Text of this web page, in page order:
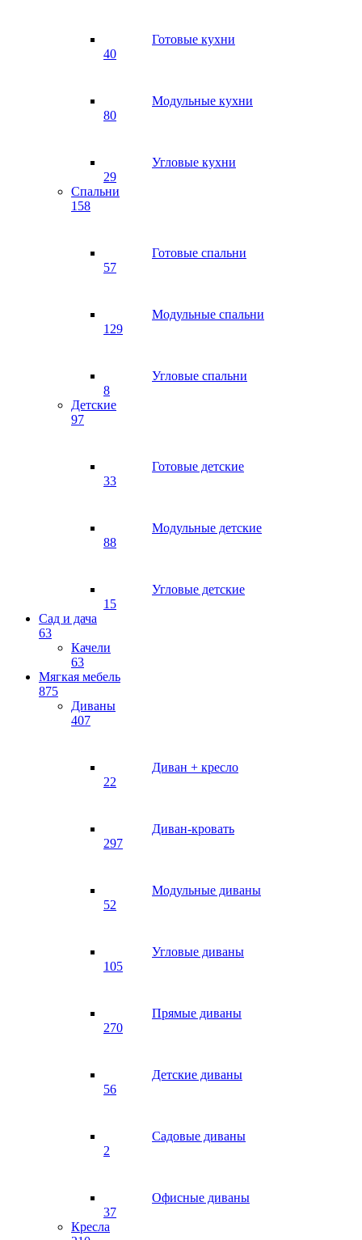
Готовые кухни
40
Модульные кухни
80
Угловые кухни
29
Спальни
158
Готовые спальни
57
Модульные спальни
129
Угловые спальни
8
Детские
97
Готовые детские
33
Модульные детские
88
Угловые детские
15
Сад и дача
63
Качели
63
Мягкая мебель
875
Диваны
407
Диван + кресло
22
Диван-кровать
297
Модульные диваны
52
Угловые диваны
105
Прямые диваны
270
Детские диваны
56
Садовые диваны
2
Офисные диваны
37
Кресла